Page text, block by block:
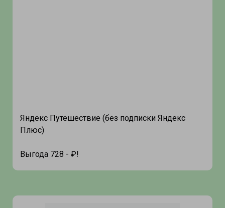
Яндекс Путешествие (без подписки Яндекс
Плюс)
Выгода 728 - ₽!